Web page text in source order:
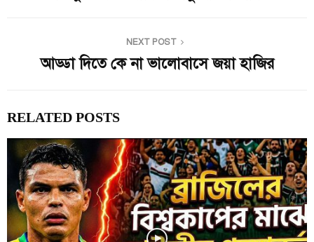
NEXT POST
আড্ডা দিতে কে না ভালোবাসে জয়া হাজির
RELATED POSTS